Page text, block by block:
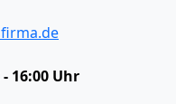
- 16:00 Uhr